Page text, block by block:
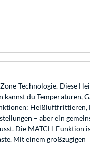
Technologie. Diese
du Temperaturen,
Heißluftfrittieren,
– aber ein
Die MATCH-Funktion
Mit einem großzügigen